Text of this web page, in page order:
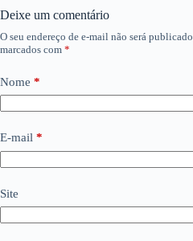
Deixe um comentário
O seu endereço de e-mail não será publicado.
marcados com *
Nome *
E-mail *
Site